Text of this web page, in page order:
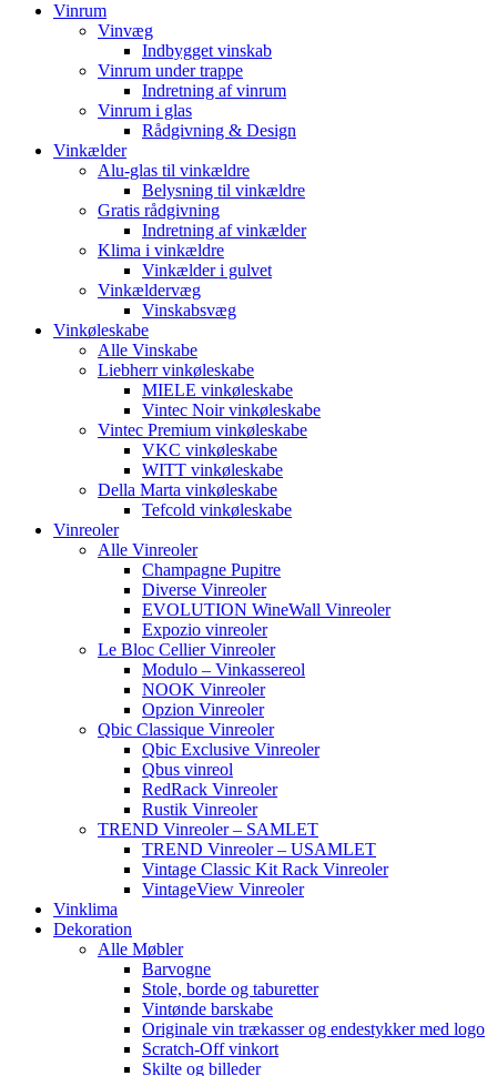
Vinrum
Vinvæg
Indbygget vinskab
Vinrum under trappe
Indretning af vinrum
Vinrum i glas
Rådgivning & Design
Vinkælder
Alu-glas til vinkældre
Belysning til vinkældre
Gratis rådgivning
Indretning af vinkælder
Klima i vinkældre
Vinkælder i gulvet
Vinkældervæg
Vinskabsvæg
Vinkøleskabe
Alle Vinskabe
Liebherr vinkøleskabe
MIELE vinkøleskabe
Vintec Noir vinkøleskabe
Vintec Premium vinkøleskabe
VKC vinkøleskabe
WITT vinkøleskabe
Della Marta vinkøleskabe
Tefcold vinkøleskabe
Vinreoler
Alle Vinreoler
Champagne Pupitre
Diverse Vinreoler
EVOLUTION WineWall Vinreoler
Expozio vinreoler
Le Bloc Cellier Vinreoler
Modulo – Vinkassereol
NOOK Vinreoler
Opzion Vinreoler
Qbic Classique Vinreoler
Qbic Exclusive Vinreoler
Qbus vinreol
RedRack Vinreoler
Rustik Vinreoler
TREND Vinreoler – SAMLET
TREND Vinreoler – USAMLET
Vintage Classic Kit Rack Vinreoler
VintageView Vinreoler
Vinklima
Dekoration
Alle Møbler
Barvogne
Stole, borde og taburetter
Vintønde barskabe
Originale vin trækasser og endestykker med logo
Scratch-Off vinkort
Skilte og billeder